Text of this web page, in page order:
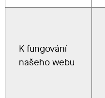
K fungování
našeho webu